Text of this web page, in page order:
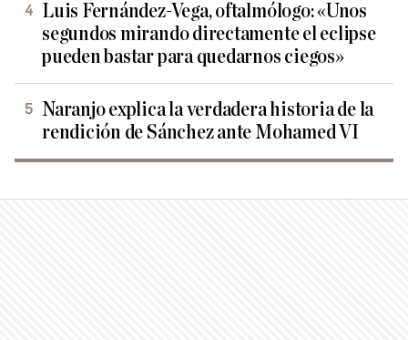
Luis Fernández-Vega, oftalmólogo: «Unos
segundos mirando directamente el eclipse
pueden bastar para quedarnos ciegos»
Naranjo explica la verdadera historia de la
rendición de Sánchez ante Mohamed VI